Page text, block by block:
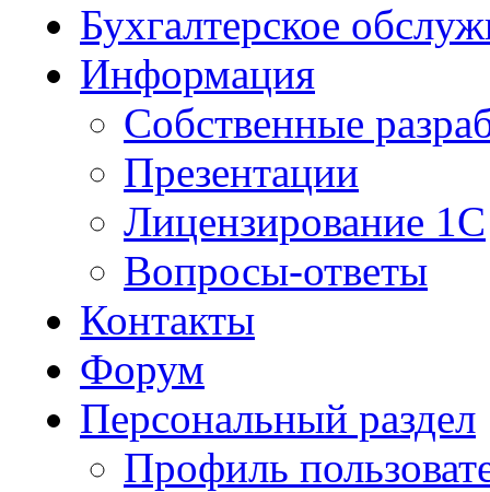
Бухгалтерское
Информация
Собственные
Презентации
Лицензирование 1С
Вопросы-ответы
Контакты
Форум
Персональный раздел
Профиль